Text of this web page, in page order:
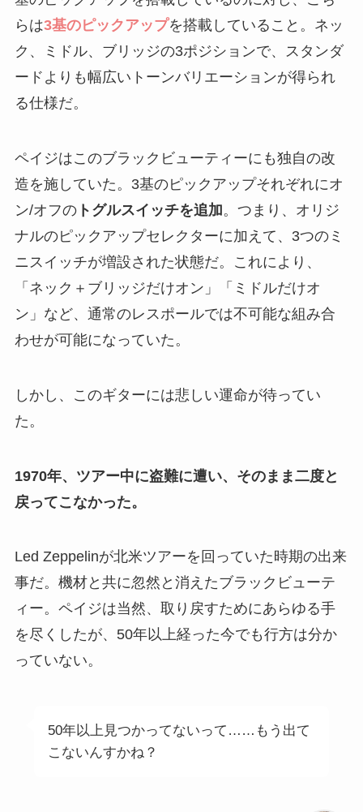
らは3基のピックアップを搭載していること。ネッ
ク、ミドル、ブリッジの3ポジションで、スタンダ
ードよりも幅広いトーンバリエーションが得られ
る仕様だ。
ペイジはこのブラックビューティーにも独自の改
造を施していた。3基のピックアップそれぞれにオ
ン/オフのトグルスイッチを追加。つまり、オリジ
ナルのピックアップセレクターに加えて、3つのミ
ニスイッチが増設された状態だ。これにより、
「ネック＋ブリッジだけオン」「ミドルだけオ
ン」など、通常のレスポールでは不可能な組み合
わせが可能になっていた。
しかし、このギターには悲しい運命が待ってい
た。
1970年、ツアー中に盗難に遭い、そのまま二度と
戻ってこなかった。
Led Zeppelinが北米ツアーを回っていた時期の出来
事だ。機材と共に忽然と消えたブラックビューテ
ィー。ペイジは当然、取り戻すためにあらゆる手
を尽くしたが、50年以上経った今でも行方は分か
っていない。
50年以上見つかってないって……もう出て
こないんすかね？